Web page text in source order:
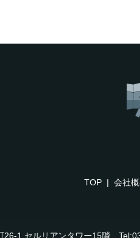
TOP 会社
26-1 セルリアンタワー15階